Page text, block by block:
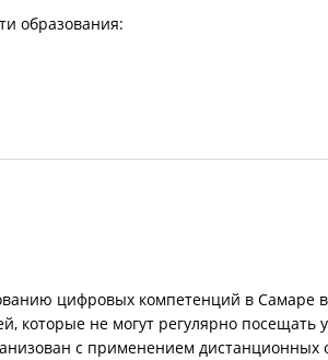
образования:
цифровых компетенций в Самаре
которые не могут регулярно посещать
с применением дистанционных